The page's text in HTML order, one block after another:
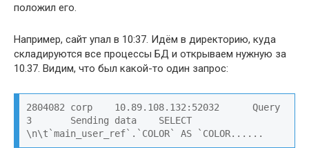
положил его.
Например, сайт упал в 10:37. Идём в директорию, куда
складируются все процессы БД и открываем нужную за
10.37. Видим, что был какой-то один запрос:
2804082 corp    10.89.108.132:52032      Query
3       Sending data    SELECT
\n\t`main_user_ref`.`COLOR` AS `COLOR......